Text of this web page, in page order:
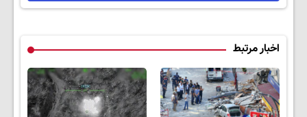
اخبار مرتبط